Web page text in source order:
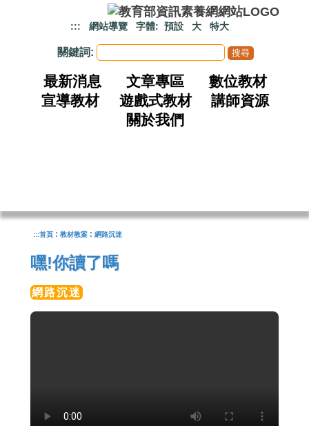
::: 網站導覽 字體: 預設 大 特大
關鍵詞:
最新消息 文章專區
數位教材
宣導教材
遊戲式教材
講師資源
關於我們
:::首頁 : 教材教案 : 網路沉迷
嘿!你讀了嗎
網路沉迷